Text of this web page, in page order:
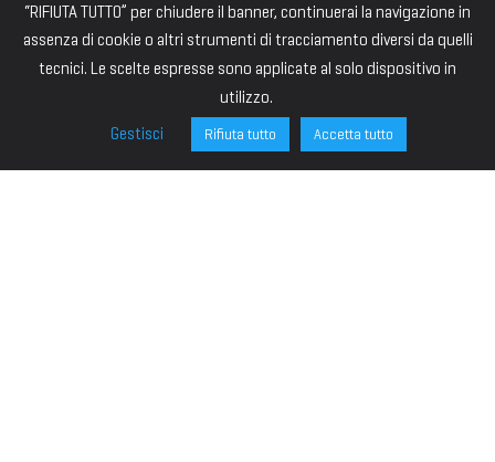
“RIFIUTA TUTTO” per chiudere il banner, continuerai la navigazione in
assenza di cookie o altri strumenti di tracciamento diversi da quelli
tecnici. Le scelte espresse sono applicate al solo dispositivo in
utilizzo.
Gestisci
Rifiuta tutto Accetta tutto